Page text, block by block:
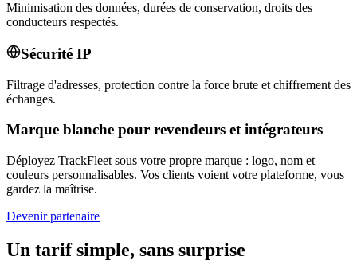
Minimisation des données, durées de conservation, droits des
conducteurs respectés.
Sécurité IP
Filtrage d'adresses, protection contre la force brute et chiffrement des
échanges.
Marque blanche pour revendeurs et intégrateurs
Déployez TrackFleet sous votre propre marque : logo, nom et
couleurs personnalisables. Vos clients voient votre plateforme, vous
gardez la maîtrise.
Devenir partenaire
Un tarif simple, sans surprise